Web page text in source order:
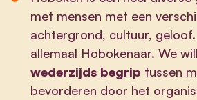
met mensen met een
achtergrond, cultuur,
allemaal Hobokenaar. We
wederzijds begrip tussen
bevorderen door het